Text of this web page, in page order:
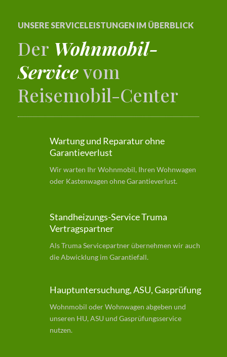
UNSERE SERVICELEISTUNGEN IM ÜBERBLICK
Der Wohnmobil-
Servicevom
Reisemobil-Center
Wartung und Reparatur ohne
Garantieverlust
Wir warten Ihr Wohnmobil, Ihren Wohnwagen
oder Kastenwagen ohne Garantieverlust.
Standheizungs-Service Truma
Vertragspartner
Als Truma Servicepartner übernehmen wir auch
die Abwicklung im Garantiefall.
Hauptuntersuchung, ASU, Gasprüfung
Wohnmobil oder Wohnwagen abgeben und
unseren HU, ASU und Gasprüfungsservice
nutzen.